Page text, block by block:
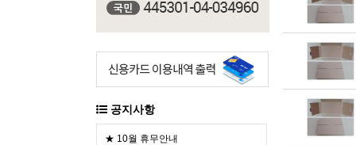
공지사항
★ 10월 휴무안내